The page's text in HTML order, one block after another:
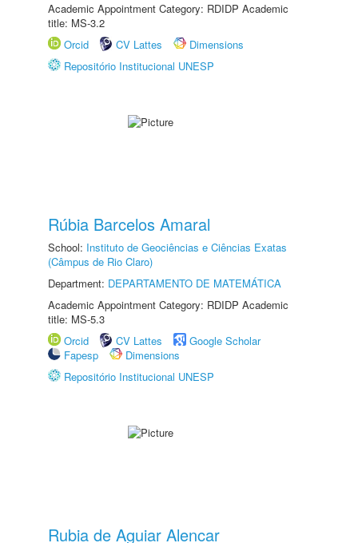
Academic Appointment Category: RDIDP Academic
title: MS-3.2
Orcid
CV Lattes
Dimensions
Repositório Institucional UNESP
Rúbia Barcelos Amaral
School: Instituto de Geociências e Ciências Exatas
(Câmpus de Rio Claro)
Department: DEPARTAMENTO DE MATEMÁTICA
Academic Appointment Category: RDIDP Academic
title: MS-5.3
Orcid
CV Lattes
Google Scholar
Fapesp
Dimensions
Repositório Institucional UNESP
Rubia de Aguiar Alencar